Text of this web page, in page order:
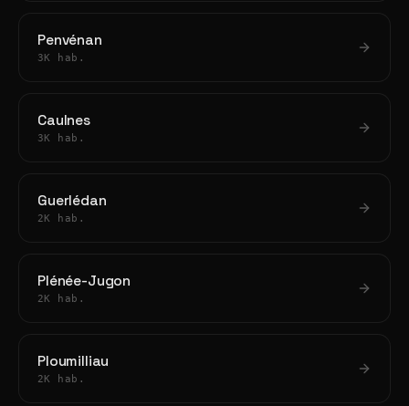
Penvénan
3K hab.
Caulnes
3K hab.
Guerlédan
2K hab.
Plénée-Jugon
2K hab.
Ploumilliau
2K hab.